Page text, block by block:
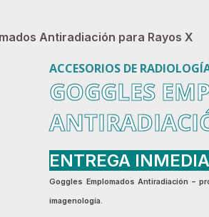
Antiradiación para Rayos X
ACCESORIOS DE
GOGGLES
ENTREGA
Goggles Emplomados Antiradiación –
imagenología.